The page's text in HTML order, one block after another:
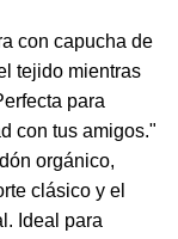
con capucha de
tejido mientras
para
con tus amigos."
orgánico,
clásico y el
Ideal para